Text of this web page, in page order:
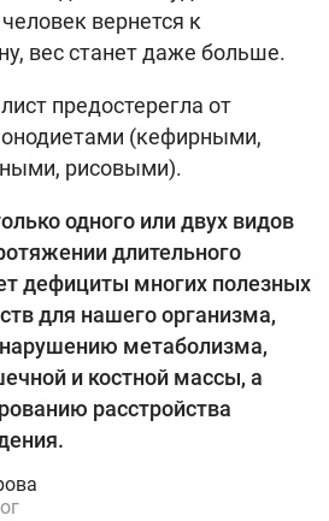
вернется к
вес станет даже больше.
предостерегла от
(кефирными,
рисовыми).
одного или двух видов
длительного
дефициты многих полезных
для нашего организма,
нарушению метаболизма,
и костной массы, а
расстройства